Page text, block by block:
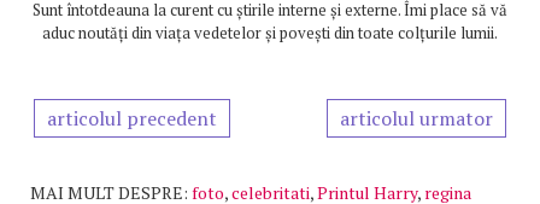
Sunt întotdeauna la curent cu știrile interne și externe. Îmi place să vă
aduc noutăți din viața vedetelor și povești din toate colțurile lumii.
articolul precedent articolul urmator
MAI MULT DESPRE: foto,celebritati,Printul Harry, regina